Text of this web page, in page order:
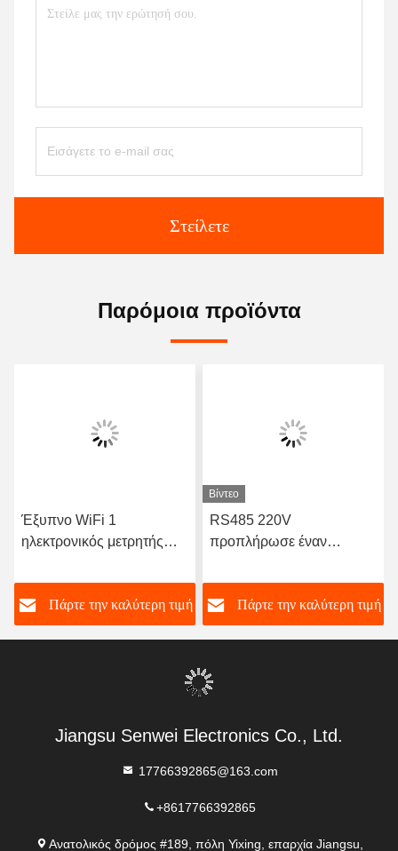
Στείλετε
Παρόμοια προϊόντα
Έξυπνο WiFi 1
ηλεκτρονικός μετρητής
ενεργειακών οργάνων
ελέγχου ραγών μετρητών
DIN φάσης
Πάρτε την καλύτερη τιμή
Βίντεο
RS485 220V
προπλήρωσε έναν
δύναμης μετρητών φάσης
Πάρτε την καλύτερη τιμή
Jiangsu Senwei Electronics Co., Ltd.
17766392865@163.com
+8617766392865
Ανατολικός δρόμος #189, πόλη Yixing, επαρχία Jiangsu,